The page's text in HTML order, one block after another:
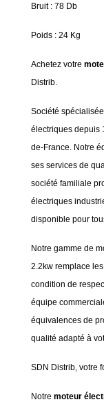
Bruit : 78 Db
Poids : 24 Kg
Achetez votre
Distrib.
Société
électriques depuis
de-France. Notre
ses services de
société familiale
électriques
disponible pour
Notre gamme de
2.2kw remplace
condition de
équipe
équivalences de
qualité adapté à
SDN Distrib, votre
Notre moteur